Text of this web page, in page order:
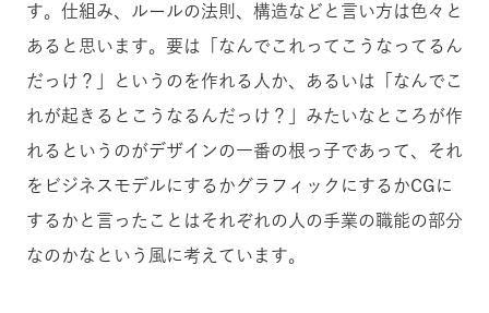
す。仕組み、ルールの法則、構造などと言い方は色々と
あると思います。要は「なんでこれってこうなってるん
だっけ？」というのを作れる人か、あるいは「なんでこ
れが起きるとこうなるんだっけ？」みたいなところが作
れるというのがデザインの一番の根っ子であって、それ
をビジネスモデルにするかグラフィックにするかCGに
するかと言ったことはそれぞれの人の手業の職能の部分
なのかなという風に考えています。